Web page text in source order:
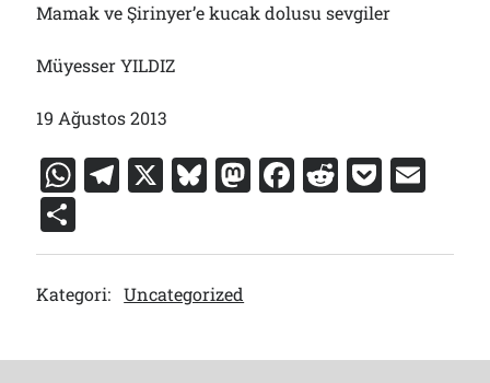
Mamak ve Şirinyer’e kucak dolusu sevgiler
Müyesser YILDIZ
19 Ağustos 2013
W
at
s
A
p
T
e
gr
a
m
X Bl
e
s
k
y
M
st
o
F
c
o
R
d
P
c ai
h
ar
e
Kategori: Uncategorized